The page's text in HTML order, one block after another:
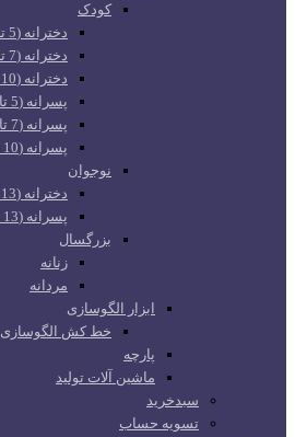
کودک
دخترانه (5 تا 6 سال)
دخترانه (7 تا 9 سال)
دخترانه (10 تا 12 سال)
پسرانه (5 تا 6 سال)
پسرانه (7 تا 9 سال)
پسرانه (10 تا 12 سال)
نوجوان
دخترانه (13 تا 18 سال)
پسرانه (13 تا 18 سال)
بزرگسال
زنانه
مردانه
ابزار الگوسازی
خط کش الگوسازی
پارچه
ماشین آلات تولید
سبدخرید
تسویه حساب